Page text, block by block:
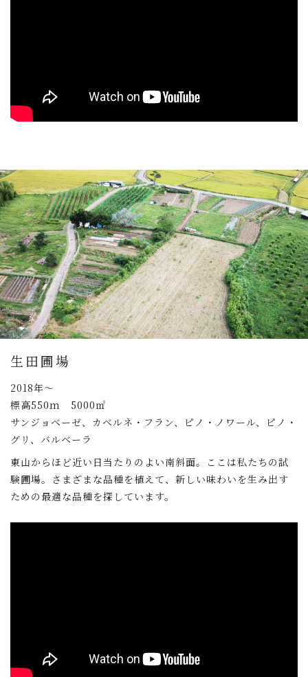
生田圃場
2018年～
標高550m 5000㎡
サンジョベーゼ、カベルネ・フラン、ピノ・ノワール、ピノ・
グリ、バルベーラ
東山からほど近い日当たりのよい南斜面。ここは私たちの試
験圃場。さまざまな品種を植えて、新しい味わいを生み出す
ための最適な品種を探しています。